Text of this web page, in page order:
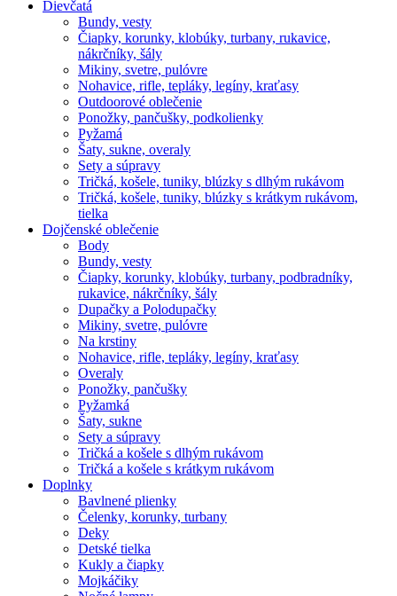
Dievčatá
Bundy, vesty
Čiapky, korunky, klobúky, turbany, rukavice,
nákrčníky, šály
Mikiny, svetre, pulóvre
Nohavice, rifle, tepláky, legíny, kraťasy
Outdoorové oblečenie
Ponožky, pančušky, podkolienky
Pyžamá
Šaty, sukne, overaly
Sety a súpravy
Tričká, košele, tuniky, blúzky s dlhým rukávom
Tričká, košele, tuniky, blúzky s krátkym rukávom,
tielka
Dojčenské oblečenie
Body
Bundy, vesty
Čiapky, korunky, klobúky, turbany, podbradníky,
rukavice, nákrčníky, šály
Dupačky a Polodupačky
Mikiny, svetre, pulóvre
Na krstiny
Nohavice, rifle, tepláky, legíny, kraťasy
Overaly
Ponožky, pančušky
Pyžamká
Šaty, sukne
Sety a súpravy
Tričká a košele s dlhým rukávom
Tričká a košele s krátkym rukávom
Doplnky
Bavlnené plienky
Čelenky, korunky, turbany
Deky
Detské tielka
Kukly a čiapky
Mojkáčiky